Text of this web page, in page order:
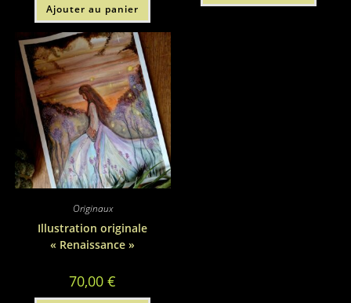
Ajouter au panier
Originaux
Illustration originale
« Renaissance »
70,00€